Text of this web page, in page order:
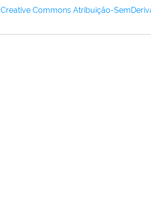
Creative Commons Atribuição-